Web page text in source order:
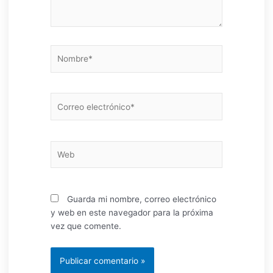
electrónico*
Guarda mi nombre, correo electrónico
y web en este navegador para la próxima
vez que comente.